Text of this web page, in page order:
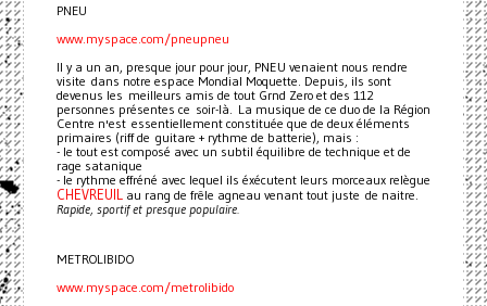
PNEU
www.myspace.com/pneupneu
Il y a un an, presque jour pour jour, PNEU venaient nous rendre
visite dans notre espace Mondial Moquette. Depuis, ils sont
devenus les meilleurs amis de tout Grnd Zero et des 112
personnes présentes ce soir-là. La musique de ce duo de la Région
Centre n'est essentiellement constituée que de deux éléments
primaires (riff de guitare + rythme de batterie), mais :
- le tout est composé avec un subtil équilibre de technique et de
rage satanique
- le rythme effréné avec lequel ils éxécutent leurs morceaux relègue
CHEVREUIL au rang de frêle agneau venant tout juste de naitre.
Rapide, sportif et presque populaire.
METROLIBIDO
www.myspace.com/metrolibido